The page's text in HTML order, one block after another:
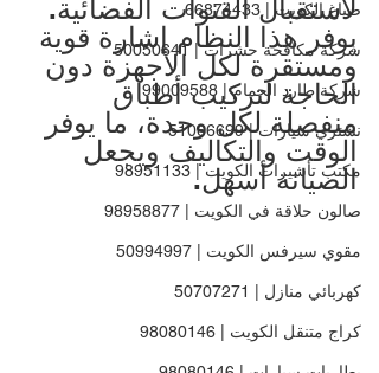
صباغ الكويت | 66874433
شركة مكافحة حشرات | 50050641
شركة طارد الحمام | 99009588
نشتري سيارات | 51066699
مكتب تأشيرات الكويت | 98951133
صالون حلاقة في الكويت | 98958877
مقوي سيرفس الكويت | 50994997
كهربائي منازل | 50707271
كراج متنقل الكويت | 98080146
لاستقبال القنوات الفضائية.
يوفر هذا النظام إشارة قوية
ومستقرة لكل الأجهزة دون
الحاجة لتركيب أطباق
منفصلة لكل وحدة، ما يوفر
الوقت والتكاليف ويجعل
الصيانة أسهل.